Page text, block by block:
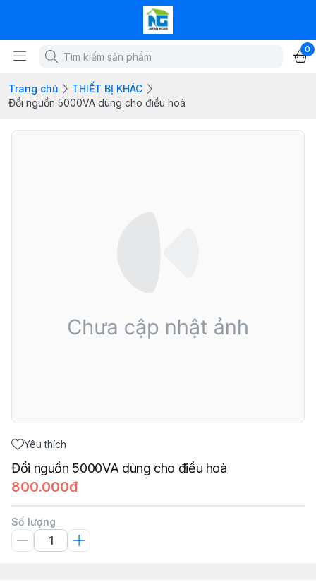
0
Trang chủ
THIẾT BỊ KHÁC
Đổi nguồn 5000VA dùng cho điều hoà
Yêu thích
Đổi nguồn 5000VA dùng cho điều hoà
800.000đ
Số lượng